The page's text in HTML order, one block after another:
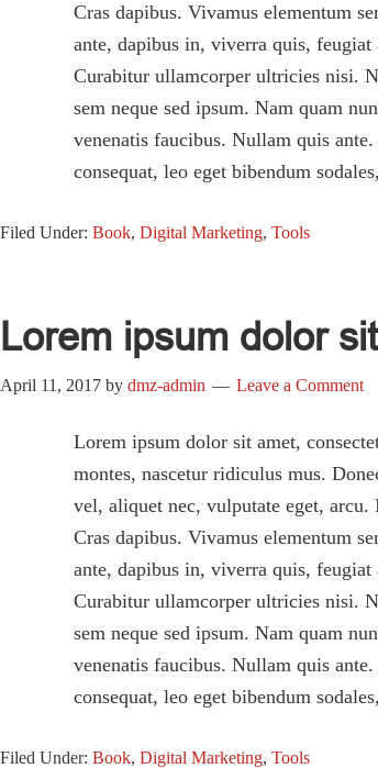
Cras dapibus. Vivamus elementum
ante, dapibus in, viverra quis,
Curabitur ullamcorper ultricies nisi.
sem neque sed ipsum. Nam quam
venenatis faucibus. Nullam quis
consequat, leo eget bibendum
Filed Under: Book, Digital Marketing, Tools
Lorem ipsum dolor
April 11, 2017 by dmz-admin Leave a Comment
Lorem ipsum dolor sit amet,
montes, nascetur ridiculus mus.
vel, aliquet nec, vulputate eget,
Cras dapibus. Vivamus elementum
ante, dapibus in, viverra quis,
Curabitur ullamcorper ultricies nisi.
sem neque sed ipsum. Nam quam
venenatis faucibus. Nullam quis
consequat, leo eget bibendum
Filed Under: Book, Digital Marketing, Tools